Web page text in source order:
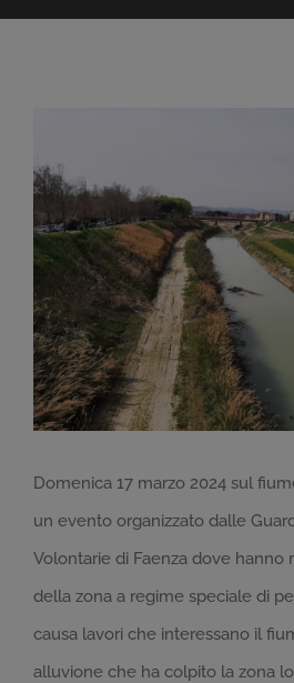
immagine
Domenica 17 marzo 2024 sul
un evento organizzato dalle
Volontarie di Faenza dove hanno
della zona a regime speciale di
causa lavori che interessano il
alluvione che ha colpito la zona